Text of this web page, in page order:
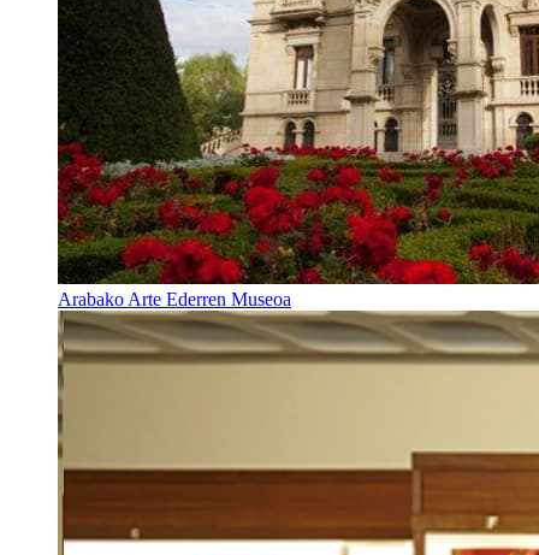
Arabako Arte Ederren Museoa